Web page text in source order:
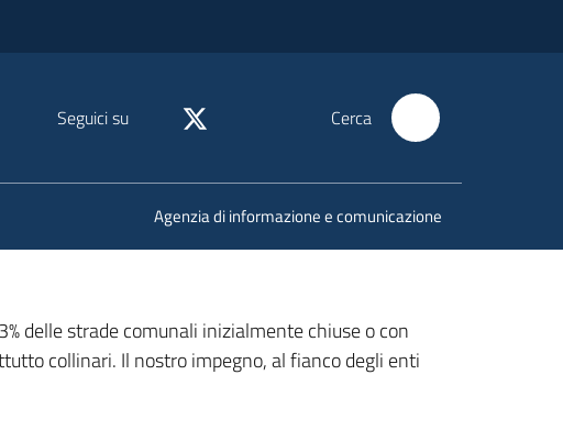
Seguici su Cerca
Agenzia di informazione e comunicazione
delle strade comunali inizialmente chiuse o con
collinari. Il nostro impegno, al fianco degli enti